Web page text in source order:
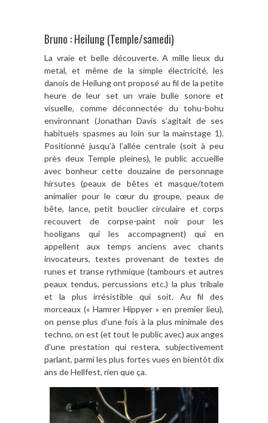
Bruno : Heilung (Temple/samedi)
La vraie et belle découverte. A mille lieux du
metal, et même de la simple électricité, les
danois de Heilung ont proposé au fil de la petite
heure de leur set un vraie bulle sonore et
visuelle, comme déconnectée du tohu-bohu
environnant (Jonathan Davis s’agitait de ses
habituels spasmes au loin sur la mainstage 1).
Positionné jusqu’à l’allée centrale (soit à peu
près deux Temple pleines), le public accueille
avec bonheur cette douzaine de personnage
hirsutes (peaux de bêtes et masque/totem
animalier pour le cœur du groupe, peaux de
bête, lance, petit bouclier circulaire et corps
recouvert de corpse-paint noir pour les
hooligans qui les accompagnent) qui en
appellent aux temps anciens avec chants
invocateurs, textes provenant de textes de
runes et transe rythmique (tambours et autres
peaux tendus, percussions etc.) la plus tribale
et la plus irrésistible qui soit. Au fil des
morceaux (« Hamrer Hippyer » en premier lieu),
on pense plus d’une fois à la plus minimale des
techno, on est (et tout le public avec) aux anges
d’une prestation qui restera, subjectivement
parlant, parmi les plus fortes vues en bientôt dix
ans de Hellfest, rien que ça.